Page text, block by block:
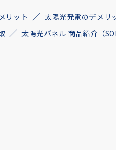
リット 太陽光発電のデメリ
太陽光パネル 商品紹介（